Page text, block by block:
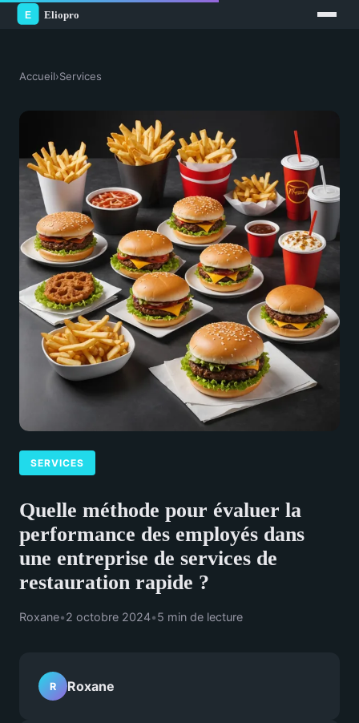
Accueil›Services
SERVICES
Quelle méthode pour évaluer la
performance des employés dans
une entreprise de services de
restauration rapide ?
Roxane•2 octobre 2024•5 min de lecture
R Roxane